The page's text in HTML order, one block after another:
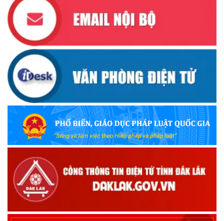
Ủy ban Mặt trận Tổ quốc Việt Nam tỉnh kêu gọi vận động
ủng hộ đồng bào khắc phục thiệt hại do bão số 10 gây ra
(12/10/2025)
UBND TỈNH ĐẮK LẮK KHUYẾN CÁO NGƯỜI DÂN TĂNG
CƯỜNG PHÒNG, CHỐNG BỆNH TẢ
(09/10/2025)
Bộ Quốc phòng công bố thủ tục hành chính đủ điều kiện
tái cấu trúc thực hiện toàn trình, một phần trên môi trường
điện tử
Bộ Chính trị, Ban Bí thư kết luận về phân cấp, phân quyền
trong vận hành chính quyền địa phương 2 cấp
(08/10/2025)